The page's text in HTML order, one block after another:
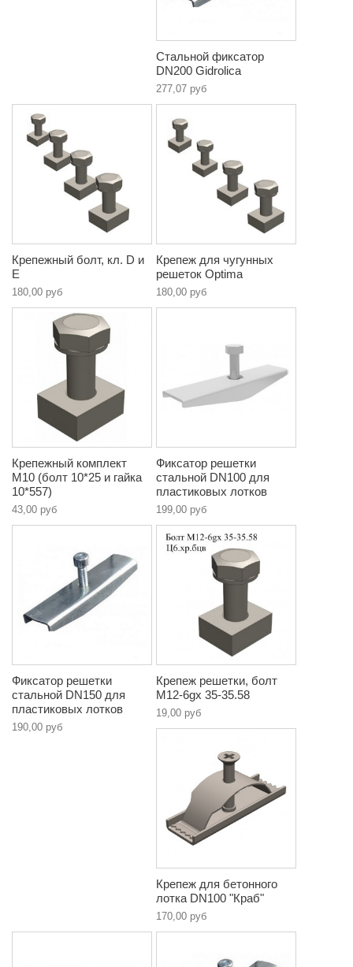
Стальной фиксатор
DN200 Gidrolica
277,07 руб
Крепежный болт, кл. D и
E
180,00 руб
Крепеж для чугунных
решеток Optima
180,00 руб
Крепежный комплект
М10 (болт 10*25 и гайка
10*557)
43,00 руб
Фиксатор решетки
стальной DN100 для
пластиковых лотков
199,00 руб
Фиксатор решетки
стальной DN150 для
пластиковых лотков
190,00 руб
Крепеж решетки, болт
М12-6gx 35-35.58
19,00 руб
Крепеж для бетонного
лотка DN100 "Краб"
170,00 руб